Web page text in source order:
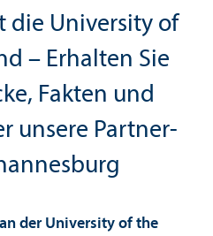
die University of
– Erhalten Sie
Fakten und
unsere Partner­
der University of the